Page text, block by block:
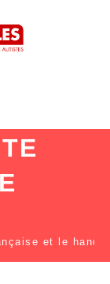
et le